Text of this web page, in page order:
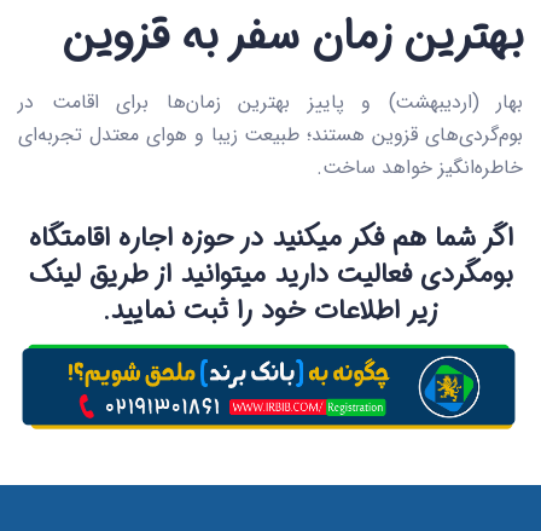
بهترین زمان سفر به قزوین
بهار (اردیبهشت) و پاییز بهترین زمان‌ها برای اقامت در
بوم‌گردی‌های قزوین هستند؛ طبیعت زیبا و هوای معتدل تجربه‌ای
خاطره‌انگیز خواهد ساخت.
اگر شما هم فکر میکنید در حوزه اجاره اقامتگاه
بومگردی فعالیت دارید میتوانید از طریق لینک
زیر اطلاعات خود را ثبت نمایید.